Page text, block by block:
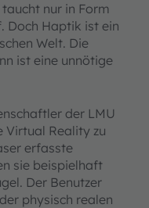
nur in Form
Doch Haptik ist ein
Welt. Die
ist eine unnötige
der LMU
Reality zu
erfasste
sie beispielhaft
Der Benutzer
physisch realen